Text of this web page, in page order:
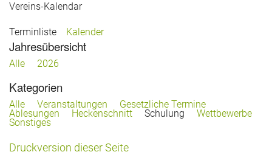
Termine
Wir im Verein
Vereinsheim
Freie Gärten
Downloads und Links
Vereins-Kalendar
Terminliste Kalender
Jahresübersicht
Alle 2026
Kategorien
Alle Veranstaltungen Gesetzliche Termine
Ablesungen Heckenschnitt Schulung Wettbewerbe
Sonstiges
Druckversion dieser Seite